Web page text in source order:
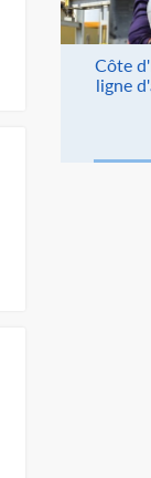
Côte
ligne